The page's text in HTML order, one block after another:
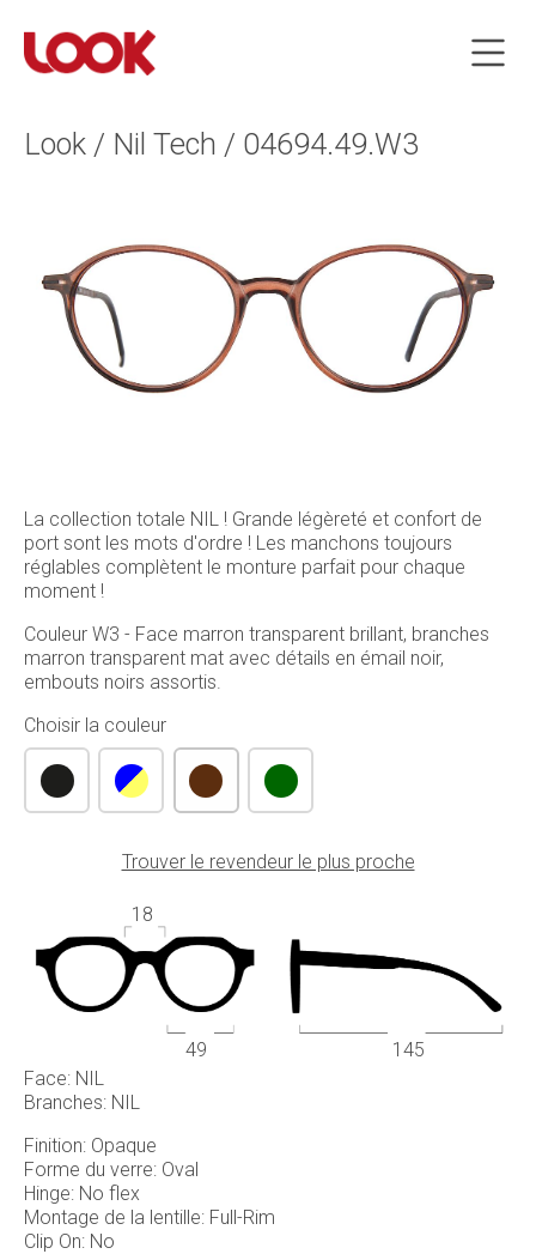
Look / Nil Tech / 04694.49.W3
Face: NIL
Branches: NIL
Finition: Opaque
Forme du verre: Oval
Hinge: No flex
Montage de la lentille: Full-Rim
Clip On: No
La collection totale NIL ! Grande légèreté et confort de
port sont les mots d'ordre ! Les manchons toujours
réglables complètent le monture parfait pour chaque
moment !
Couleur W3 - Face marron transparent brillant, branches
marron transparent mat avec détails en émail noir,
embouts noirs assortis.
Choisir la couleur
Trouver le revendeur le plus proche
49
18
145